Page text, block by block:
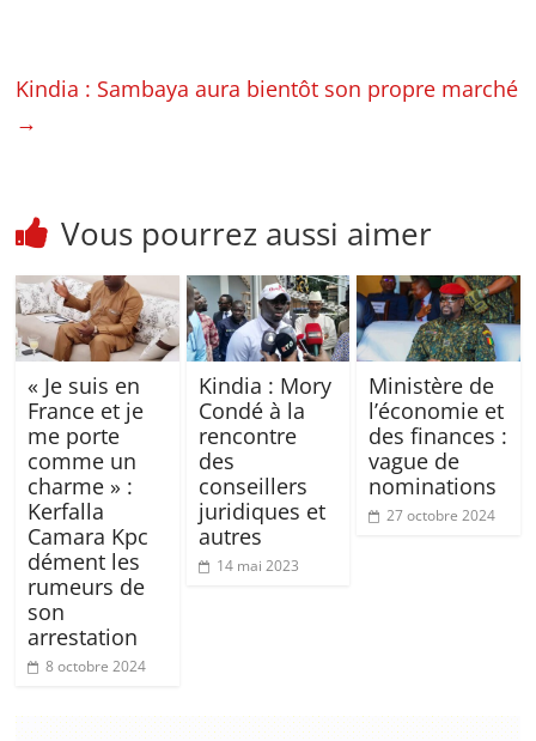
Kindia : Sambaya aura bientôt son propre marché
→
Vous pourrez aussi aimer
« Je suis en
France et je
me porte
comme un
charme » :
Kerfalla
Camara Kpc
dément les
rumeurs de
son
arrestation
8 octobre 2024
Kindia : Mory
Condé à la
rencontre
des
conseillers
juridiques et
autres
14 mai 2023
Ministère de
l’économie et
des finances :
vague de
nominations
27 octobre 2024